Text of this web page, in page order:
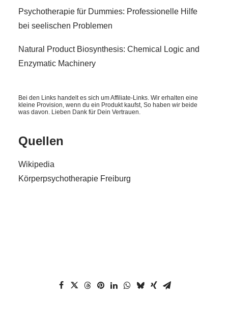
Psychotherapie für Dummies: Professionelle Hilfe
bei seelischen Problemen
Natural Product Biosynthesis: Chemical Logic and
Enzymatic Machinery
Bei den Links handelt es sich um Affiliate-Links. Wir erhalten eine
kleine Provision, wenn du ein Produkt kaufst, So haben wir beide
was davon. Lieben Dank für Dein Vertrauen.
Quellen
Wikipedia
Körperpsychotherapie Freiburg